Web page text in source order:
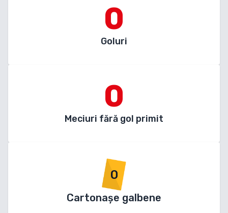
0
Goluri
0
Meciuri fără gol primit
0
Cartonașe galbene